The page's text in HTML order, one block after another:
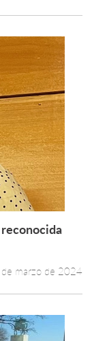
más +
marzo de 2024